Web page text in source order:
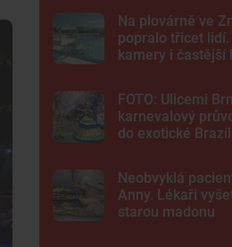
Na plovárně ve
popralo třicet
kamery i častější
FOTO: Ulicemi
karnevalový
do exotické
Neobvyklá
Anny. Lékaři
starou madonu